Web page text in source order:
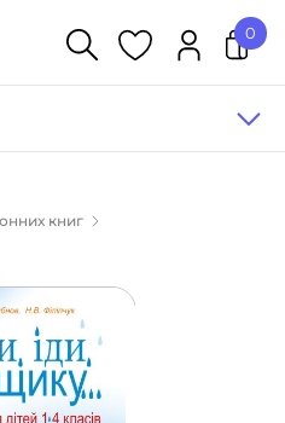
(1015)
(527)
словники (55)
0
книг